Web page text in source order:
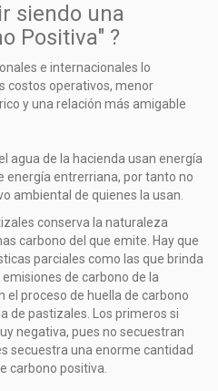
siendo una
Positiva" ?
e internacionales lo
costos operativos, menor
y una relación más amigable
agua de la hacienda usan energía
energía entrerriana, por tanto no
ambiental de quienes la usan.
conserva la naturaleza
carbono del que emite. Hay que
parciales como las que brinda
de carbono de la
el proceso de huella de carbono
de pastizales. Los primeros si
negativa, pues no secuestran
secuestra una enorme cantidad
carbono positiva.